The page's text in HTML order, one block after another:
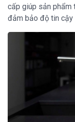
cấp giúp sản phẩm
đảm bảo độ tin cậy